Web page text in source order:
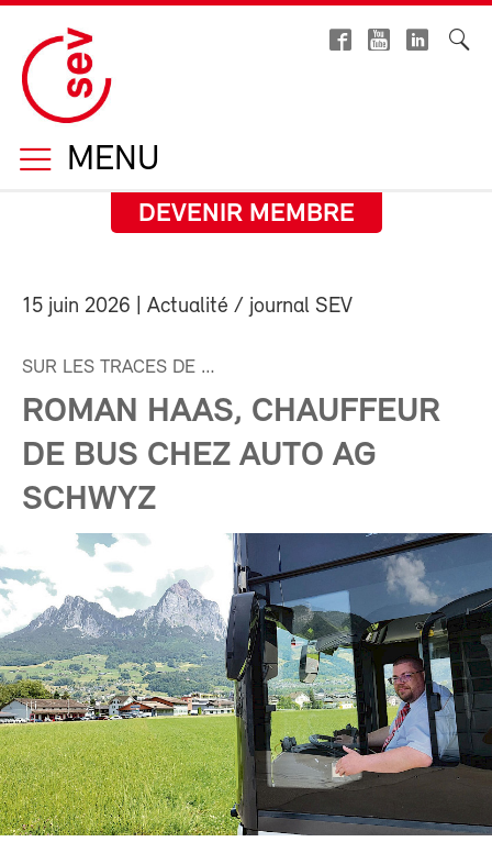
MENU
DEVENIR MEMBRE
15 juin 2026 | Actualité / journal SEV
SUR LES TRACES DE …
ROMAN HAAS, CHAUFFEUR
DE BUS CHEZ AUTO AG
SCHWYZ